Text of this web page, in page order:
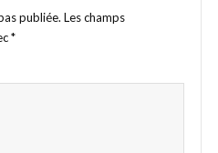
publiée. Les champs
*